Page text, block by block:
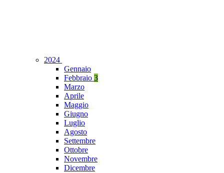
2024
Gennaio
Febbraio 3
Marzo
Aprile
Maggio
Giugno
Luglio
Agosto
Settembre
Ottobre
Novembre
Dicembre